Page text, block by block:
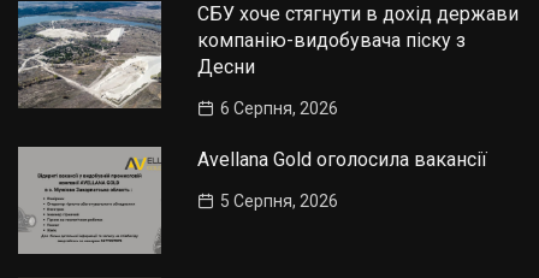
СБУ хоче стягнути в дохід держави
компанію-видобувача піску з
Десни
6 Серпня, 2026
Avellana Gold оголосила вакансії
5 Серпня, 2026